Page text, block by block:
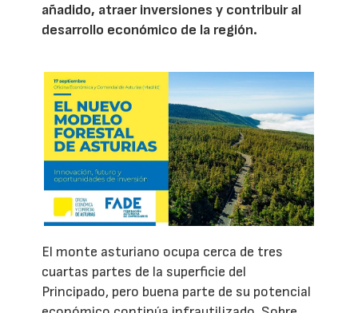
añadido, atraer inversiones y contribuir al
desarrollo económico de la región.
El monte asturiano ocupa cerca de tres
cuartas partes de la superficie del
Principado, pero buena parte de su potencial